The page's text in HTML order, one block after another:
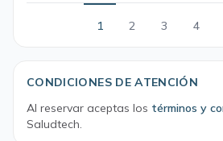
1 2 3 4
CONDICIONES DE ATENCIÓN
Al reservar aceptas los términos y
Saludtech.